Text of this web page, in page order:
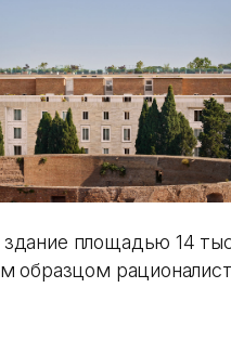
площадью 14
образцом